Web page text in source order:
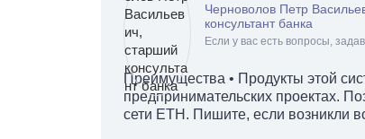
Черноволов Петр
консультант банка
Если у вас есть вопросы,
Преимущества • Продукты этой
предпринимательских проектах.
сети ETH. Пишите, если возникли